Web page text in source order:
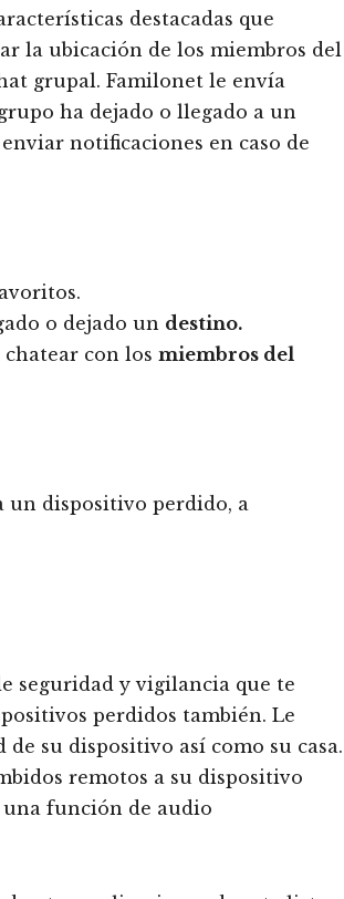
destacadas que
la ubicación de los miembros del
grupal. Familonet le envía
ha dejado o llegado a un
notificaciones en caso de
o dejado un destino.
con los miembros del
un dispositivo perdido, a
seguridad y vigilancia que te
perdidos también. Le
su dispositivo así como su casa.
remotos a su dispositivo
una función de audio